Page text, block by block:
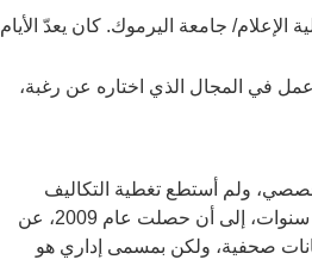
تخرجه في كلية الإعلام/ جامعة اليرموك. كان يعدّ الأيام
في المجال الذي اختاره عن رغبة،
ولم أستطع تغطية التكاليف
المادية للدراسة.. فأصبت بالإحباط”، يشتكي الشمالي: “اضطررت للعمل في قطاع التأمين لعشر سنوات، إلى أن حصلت عام 2009، عن
صحفية، ولكن بمسمى إداري هو